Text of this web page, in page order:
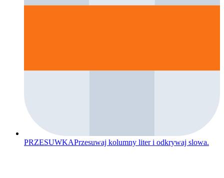
PRZESUWKAPrzesuwaj kolumny liter i odkrywaj slowa.